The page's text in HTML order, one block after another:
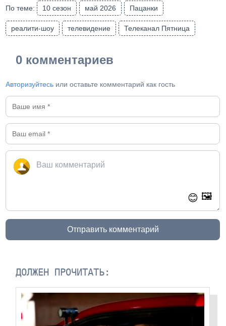
По теме: 10 сезон май 2026 Пацанки
реалити-шоу телевидение Телеканал Пятница
0 комментариев
Авторизуйтесь или оставьте комментарий как гость
😊 🖼️
Отправить комментарий
ДОЛЖЕН ПРОЧИТАТЬ: